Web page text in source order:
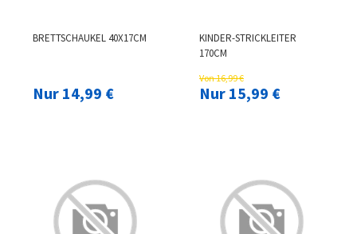
BRETTSCHAUKEL 40X17CM
Nur 14,99 €
KINDER-STRICKLEITER
170CM
Von 16,99 €
Nur 15,99 €